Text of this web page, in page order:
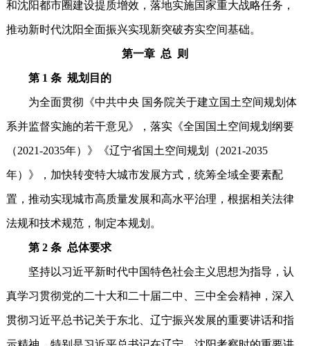
和沈阳都市圈建设提质增效，落地实施国家重大战略任务，
推动新时代沈阳全面振兴实现新突破夯实空间基础。
第一章 总 则
第 1 条 规划目的
为全面贯彻《中共中央 国务院关于建立国土空间规划体
系并监督实施的若干意见》，落实《全国国土空间规划纲要
（2021-2035年）》《辽宁省国土空间规划（2021-2035
年）》，加快转变特大城市发展方式，统筹全域全要素配
置，推动实现城市高质量发展和高水平治理，根据相关法律
法规和技术规范，制定本规划。
第 2 条 总体要求
坚持以习近平新时代中国特色社会主义思想为指导，认
真学习贯彻党的二十大和二十届二中、三中全会精神，深入
贯彻习近平总书记关于东北、辽宁振兴发展的重要讲话和指